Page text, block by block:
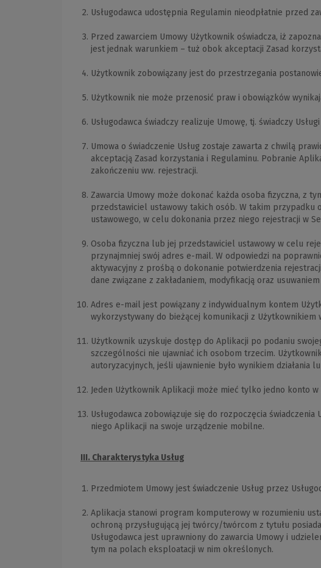
Usługodawca udostępnia Regulamin nieodpłatnie przed
Przed zawarciem Umowy Użytkownik oświadcza, iż
jest jednak warunkiem – tuż obok akceptacji Zasad
Użytkownik zobowiązany jest do przestrzegania
Użytkownik nie może przenosić praw i obowiązków
Usługodawca świadczy realizuje Umowę, tj. świadczy
Umowa o świadczenie Usług zostaje zawarta z chwilą
akceptacją Zasad korzystania i Regulaminu. Pobranie
zakończeniu ww. rejestracji.
Zawarcia Umowy może dokonać każda osoba fizyczna, z
przedstawiciel ustawowy takich osób. W takim
ustawowego, w celu dokonania przez niego rejestracji w
Osoba fizyczna lub jej przedstawiciel ustawowy w celu
przynajmniej swój adres e-mail. W odpowiedzi na
aktywacyjny z prośbą o dokonanie potwierdzenia
dane związane z zakładaniem, modyfikacją oraz
Adres e-mail jest powiązany z indywidualnym kontem
wykorzystywany do bieżącej komunikacji z
Użytkownik uzyskuje dostęp do Aplikacji po podaniu
szczególności nie ujawniać ich osobom trzecim.
autoryzacyjnych, jeśli ujawnienie było wynikiem działania
Jeden Użytkownik Aplikacji może mieć tylko jedno konto
Usługodawca zobowiązuje się do rozpoczęcia
niego Aplikacji na swoje urządzenie mobilne.
III. Charakterystyka Usług
Przedmiotem Umowy jest świadczenie Usług przez
Aplikacja stanowi program komputerowy w rozumieniu
ochroną przysługującą jej twórcy/twórcom z tytułu
Usługodawca jest uprawniony do zawarcia Umowy i
tym na polach eksploatacji w nim określonych.